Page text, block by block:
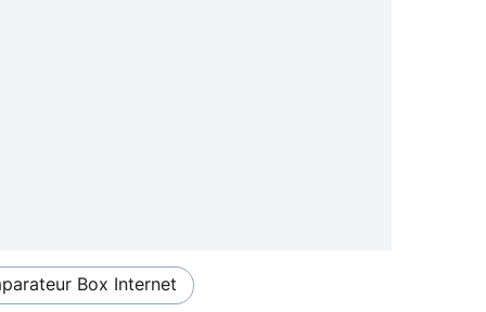
Box Internet